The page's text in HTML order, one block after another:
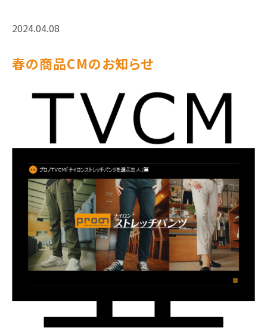
2024.04.08
春の商品CMのお知らせ